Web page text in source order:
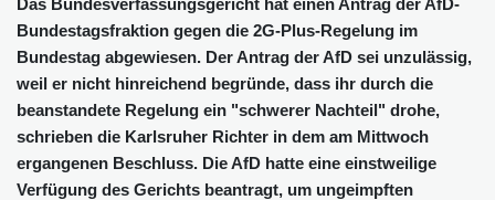
Bundestagsfraktion gegen die 2G-Plus-Regelung im
Bundestag abgewiesen. Der Antrag der AfD sei unzulässig,
weil er nicht hinreichend begründe, dass ihr durch die
beanstandete Regelung ein "schwerer Nachteil" drohe,
schrieben die Karlsruher Richter in dem am Mittwoch
ergangenen Beschluss. Die AfD hatte eine einstweilige
Verfügung des Gerichts beantragt, um ungeimpften